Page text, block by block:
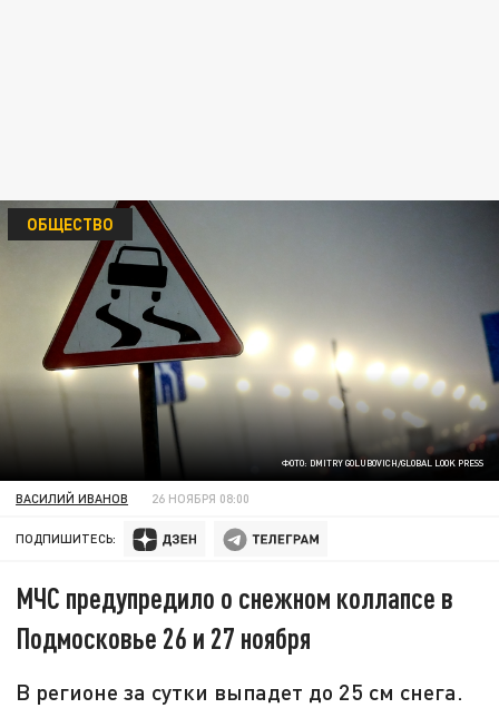
ФОТО: DMITRY GOLUBOVICH/GLOBAL LOOK PRESS
ОБЩЕСТВО
ВАСИЛИЙ ИВАНОВ 26 НОЯБРЯ 08:00
ПОДПИШИТЕСЬ:
МЧС предупредило о снежном коллапсе в
Подмосковье 26 и 27 ноября
В регионе за сутки выпадет до 25 см снега.